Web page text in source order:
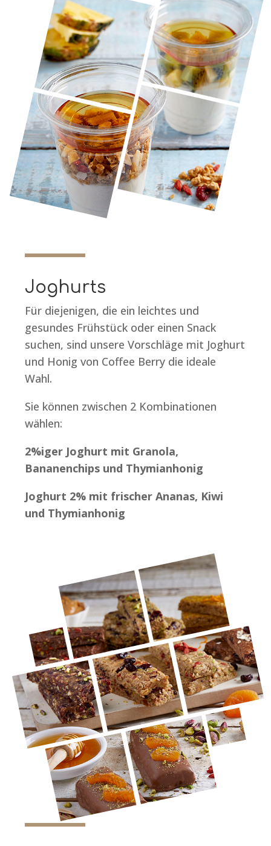
Joghurts
Für diejenigen, die ein leichtes und
gesundes Frühstück oder einen Snack
suchen, sind unsere Vorschläge mit Joghurt
und Honig von Coffee Berry die ideale
Wahl.
Sie können zwischen 2 Kombinationen
wählen:
2%iger Joghurt mit Granola,
Bananenchips und Thymianhonig
Joghurt 2% mit frischer Ananas, Kiwi
und Thymianhonig